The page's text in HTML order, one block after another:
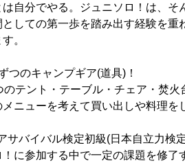
は自分でやる。ジュニソロ！は、
としての第一歩を踏み出す経験を
。
つのキャンプギア(道具)！
のテント・テーブル・チェア・焚火
メニューを考えて買い出しや料理を
サバイバル検定初級(日本自立力検
！に参加する中で一定の課題を修